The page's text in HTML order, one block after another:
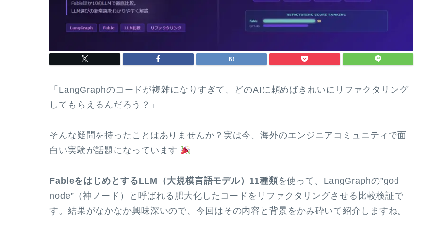
「LangGraphのコードが複雑になりすぎて、どのAIに頼めばきれいにリファクタリング
してもらえるんだろう？」
そんな疑問を持ったことはありませんか？実は今、海外のエンジニアコミュニティで面
白い実験が話題になっています
FableをはじめとするLLM（大規模言語モデル）11種類を使って、LangGraphの”god
node”（神ノード）と呼ばれる肥大化したコードをリファクタリングさせる比較検証で
す。結果がなかなか興味深いので、今回はその内容と背景をかみ砕いて紹介しますね。